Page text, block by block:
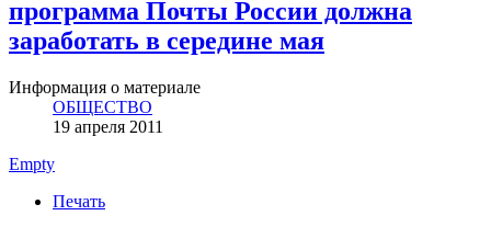
программа Почты России должна
заработать в середине мая
Информация о материале
ОБЩЕСТВО
19 апреля 2011
Empty
Печать